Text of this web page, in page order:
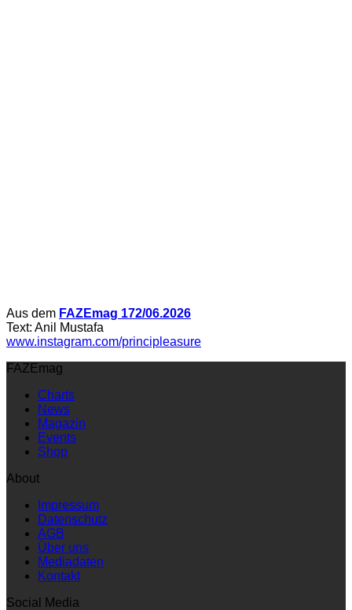
Aus dem FAZEmag 172/06.2026
Text: Anil Mustafa
www.instagram.com/principleasure
FAZEmag
Charts
News
Magazin
Events
Shop
About
Impressum
Datenschutz
AGB
Über uns
Mediadaten
Kontakt
Social Media